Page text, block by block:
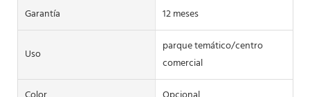
Garantía
12 meses
Uso
parque temático/centro
comercial